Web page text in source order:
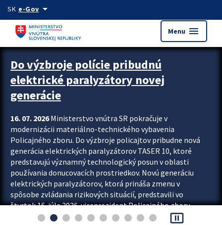
Preskocit na hlavný obsah
SK e-Govarrow_drop_down
Menu menu
Zastavit automatický posun upútavok
Do výzbroje polície pribudnú
elektrické paralyzátory novej
generácie
16. 07. 2026Ministerstvo vnútra SR pokračuje v
modernizácii materiálno-technického vybavenia
Policajného zboru. Do výzbroje policajtov pribudne nová
generácia elektrických paralyzátorov TASER 10, ktoré
predstavujú významný technologický posun v oblasti
používania donucovacích prostriedkov. Novú generáciu
elektrických paralyzátorov, ktorá prináša zmenu v
spôsobe zvládania rizikových situácií, predstavili vo
štvrtok 16. júla 2026 viceprezident Policajného zboru
Rastislav Polakovič a riaditeľ odboru výcviku...
pause_presentation